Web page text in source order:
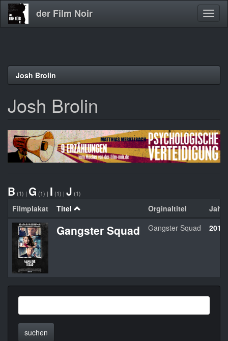
Direkt
der Film Noir
Josh Brolin
Josh Brolin
B (1) | G (1) | I (1) | J (1)
Filmplakat Titel Orginaltitel Jahr
Gangster Squad Gangster Squad 2013
suchen